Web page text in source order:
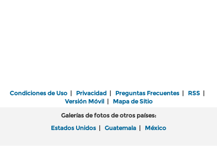
Condiciones de Uso | Privacidad | Preguntas Frecuentes | RSS |
Versión Móvil| Mapa de Sitio
Galerías de fotos de otros países:
Estados Unidos | Guatemala | México